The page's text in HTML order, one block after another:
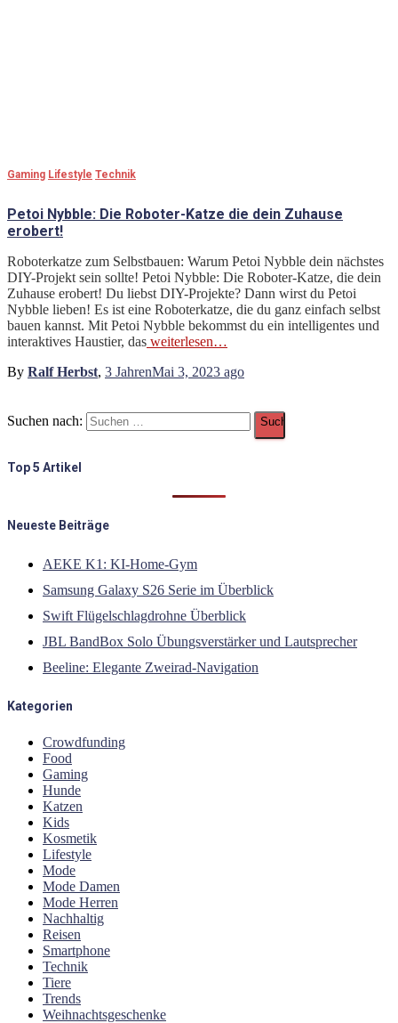
Gaming Lifestyle Technik
Petoi Nybble: Die Roboter-Katze die dein Zuhause
erobert!
Roboterkatze zum Selbstbauen: Warum Petoi Nybble dein nächstes
DIY-Projekt sein sollte! Petoi Nybble: Die Roboter-Katze, die dein
Zuhause erobert! Du liebst DIY-Projekte? Dann wirst du Petoi
Nybble lieben! Es ist eine Roboterkatze, die du ganz einfach selbst
bauen kannst. Mit Petoi Nybble bekommst du ein intelligentes und
interaktives Haustier, das weiterlesen…
By Ralf Herbst, 3 JahrenMai 3, 2023 ago
Suchen nach:
Top 5 Artikel
Neueste Beiträge
AEKE K1: KI-Home-Gym
Samsung Galaxy S26 Serie im Überblick
Swift Flügelschlagdrohne Überblick
JBL BandBox Solo Übungsverstärker und Lautsprecher
Beeline: Elegante Zweirad-Navigation
Kategorien
Crowdfunding
Food
Gaming
Hunde
Katzen
Kids
Kosmetik
Lifestyle
Mode
Mode Damen
Mode Herren
Nachhaltig
Reisen
Smartphone
Technik
Tiere
Trends
Weihnachtsgeschenke